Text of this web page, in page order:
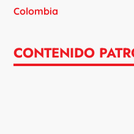
Colombia
CONTENIDO